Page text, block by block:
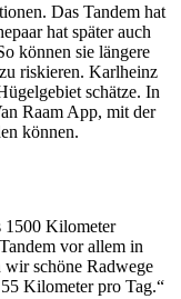
Das Tandem hat
hat später auch
können sie längere
riskieren. Karlheinz
schätze. In
Raam App, mit der
können.
1500 Kilometer
vor allem in
wir schöne Radwege
Kilometer pro Tag.“